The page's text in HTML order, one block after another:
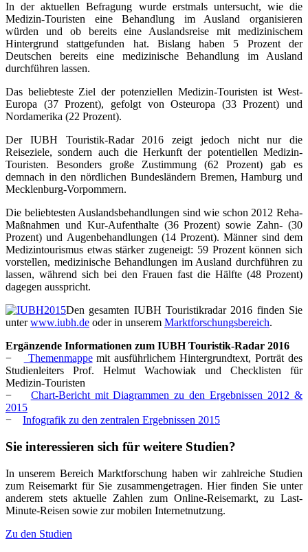
In der aktuellen Befragung wurde erstmals untersucht, wie die
Medizin-Touristen eine Behandlung im Ausland organisieren
würden und ob bereits eine Auslandsreise mit medizinischem
Hintergrund stattgefunden hat. Bislang haben 5 Prozent der
Deutschen bereits eine medizinische Behandlung im Ausland
durchführen lassen.
Das beliebteste Ziel der potenziellen Medizin-Touristen ist West-
Europa (37 Prozent), gefolgt von Osteuropa (33 Prozent) und
Nordamerika (22 Prozent).
Der IUBH Touristik-Radar 2016 zeigt jedoch nicht nur die
Reiseziele, sondern auch die Herkunft der potentiellen Medizin-
Touristen. Besonders große Zustimmung (62 Prozent) gab es
demnach in den nördlichen Bundesländern Bremen, Hamburg und
Mecklenburg-Vorpommern.
Die beliebtesten Auslandsbehandlungen sind wie schon 2012 Reha-
Maßnahmen und Kur-Aufenthalte (36 Prozent) sowie Zahn- (30
Prozent) und Augenbehandlungen (14 Prozent). Männer sind dem
Medizintourismus etwas stärker zugeneigt: 59 Prozent können sich
vorstellen, medizinische Behandlungen im Ausland durchführen zu
lassen, während sich bei den Frauen fast die Hälfte (48 Prozent)
dagegen ausspricht.
Den gesamten IUBH Touristikradar 2016 finden Sie
unterwww.iubh.de oder in unserem Marktforschungsbereich.
Ergänzende Informationen zum IUBH Touristik-Radar 2016
−
Themenmappemit ausführlichem Hintergrundtext, Porträt des
Studienleiters Prof. Helmut Wachowiak und Checklisten für
Medizin-Touristen
− Chart-Bericht mit Diagrammen zu den Ergebnissen 2012 &
2015
− Infografik zu den zentralen Ergebnissen 2015
Sie interessieren sich für weitere Studien?
In unserem Bereich Marktforschung haben wir zahlreiche Studien
zum Reisemarkt für Sie zusammengetragen. Hier finden Sie unter
anderem stets aktuelle Zahlen zum Online-Reisemarkt, zu Last-
Minute-Reisen sowie zur mobilen Internetnutzung.
Zu den Studien